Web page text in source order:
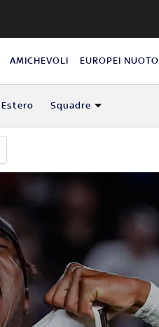
AMICHEVOLI EUROPEI NUOTO
Estero Squadre